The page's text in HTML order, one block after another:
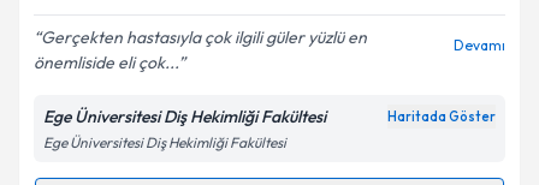
Kişisel verilerimin işlenmesine ilişkin
Aydınlatma
Metni'ni okudum ve kişisel verilerimin belirtilen
kapsamda işlenmesini kabul ediyorum.
Gerçekten hastasıyla çok ilgili güler yüzlü en
önemliside eli çok...
Devamı
Ege Üniversitesi Diş Hekimliği Fakültesi Haritada Göster
Ege Üniversitesi Diş Hekimliği Fakültesi